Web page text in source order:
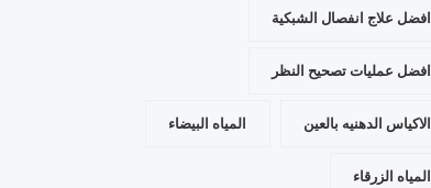
افضل علاج انفصال الشبكية
افضل عمليات تصحيح النظر
الاكياس الدهنيه بالعين المياه البيضاء
المياه الزرقاء